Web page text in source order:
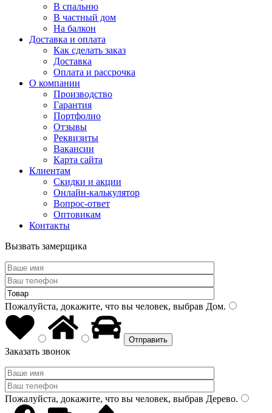
В спальню
В частный дом
На балкон
Доставка и оплата
Как сделать заказ
Доставка
Оплата и рассрочка
О компании
Производство
Гарантия
Портфолио
Отзывы
Реквизиты
Вакансии
Карта сайта
Клиентам
Скидки и акции
Онлайн-калькулятор
Вопрос-ответ
Оптовикам
Контакты
Вызвать замерщика
Пожалуйста, докажите, что вы человек, выбрав Дом.
Заказать звонок
Пожалуйста, докажите, что вы человек, выбрав Дерево.